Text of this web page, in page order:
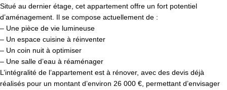
Situé au dernier étage, cet appartement offre un fort potentiel
d’aménagement. Il se compose actuellement de :
– Une pièce de vie lumineuse
– Un espace cuisine à réinventer
– Un coin nuit à optimiser
– Une salle d’eau à réaménager
L’intégralité de l’appartement est à rénover, avec des devis déjà
réalisés pour un montant d’environ 26 000 €, permettant d’envisager